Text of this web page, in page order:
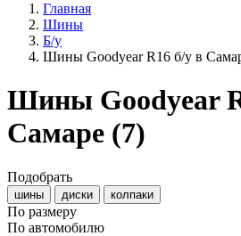
Главная
Шины
Б/у
Шины Goodyear R16 б/у в
Шины Goodyear
Самаре (7)
Подобрать
шины диски колпаки
По размеру
По автомобилю